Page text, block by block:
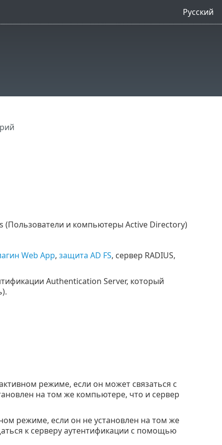
Русский
(Пользователи и компьютеры Active Directory)
Web App, защита AD FS, сервер RADIUS,
Authentication Server, который
режиме, если он может связаться с
на том же компьютере, что и сервер
режиме, если он не установлен на том же
к серверу аутентификации с помощью